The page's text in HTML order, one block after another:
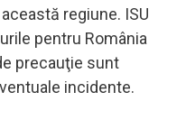
regiune. ISU
pentru România
precauţie sunt
incidente.